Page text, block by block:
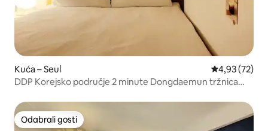
Kuća – Seul Prosječna
4,93 (72)
DDP Korejsko područje 2 minute Dongdaemun tržnica
Korejska bolnica 3 minute od podzemne željeznice 4B3R
Odabrali gosti
Odabrali gosti